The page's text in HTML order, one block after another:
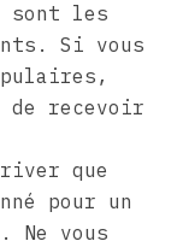
sont les
Si vous
de recevoir
que
pour un
vous